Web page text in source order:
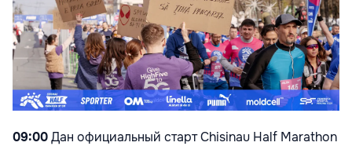
09:00Дан официальный старт Chisinau Half Marathon